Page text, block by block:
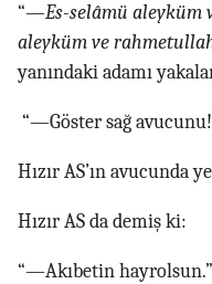
“—Es-selâmü aleyküm
aleyküm ve
yanındaki adamı
“—Göster sağ
Hızır AS’ın avucunda
Hızır AS da demiş ki:
“—Akıbetin hayrolsun.”